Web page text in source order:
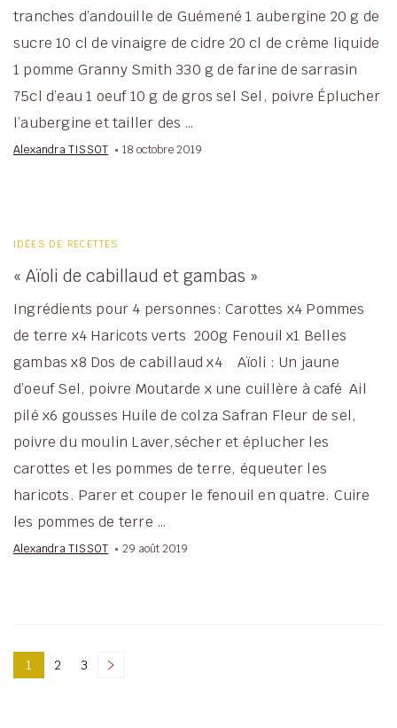
tranches d’andouille de Guémené 1 aubergine 20 g de
sucre 10 cl de vinaigre de cidre 20 cl de crème liquide
1 pomme Granny Smith 330 g de farine de sarrasin
75cl d’eau 1 oeuf 10 g de gros sel Sel, poivre Éplucher
l’aubergine et tailler des …
Alexandra TISSOT 18 octobre 2019
IDÉES DE RECETTES
« Aïoli de cabillaud et gambas »
Ingrédients pour 4 personnes: Carottes x4 Pommes
de terre x4 Haricots verts 200g Fenouil x1 Belles
gambas x8 Dos de cabillaud x4 Aïoli : Un jaune
d’oeuf Sel, poivre Moutarde x une cuillère à café Ail
pilé x6 gousses Huile de colza Safran Fleur de sel,
poivre du moulin Laver,sécher et éplucher les
carottes et les pommes de terre, équeuter les
haricots. Parer et couper le fenouil en quatre. Cuire
les pommes de terre …
Alexandra TISSOT 29 août 2019
Pagination
Page
1 Page
2 Page
3